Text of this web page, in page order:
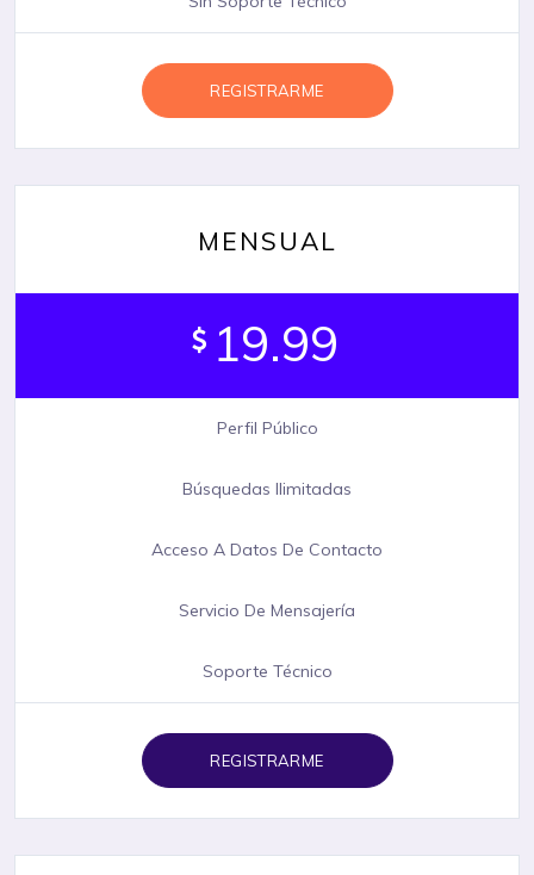
REGISTRARME
MENSUAL
19.99
Perfil Público
Búsquedas Ilimitadas
Acceso A Datos De Contacto
Servicio De Mensajería
Soporte Técnico
REGISTRARME